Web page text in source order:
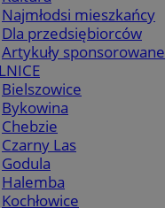
Najmłodsi mieszkańcy
Dla przedsiębiorców
Artykuły sponsorowane
Bielszowice
Bykowina
Chebzie
Czarny Las
Godula
Halemba
Kochłowice